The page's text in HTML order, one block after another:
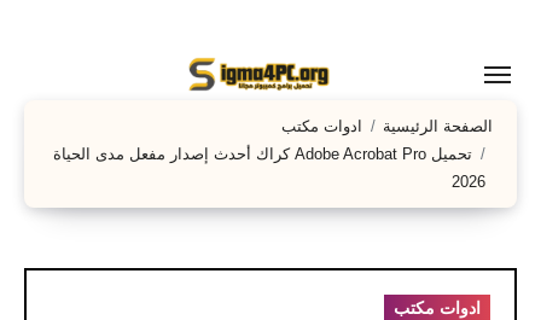
المحتوى
الصفحة الرئيسية
ادوات مكتب
تحميل Adobe Acrobat Pro كراك أحدث إصدار مفعل مدى الحياة
2026
ادوات مكتب